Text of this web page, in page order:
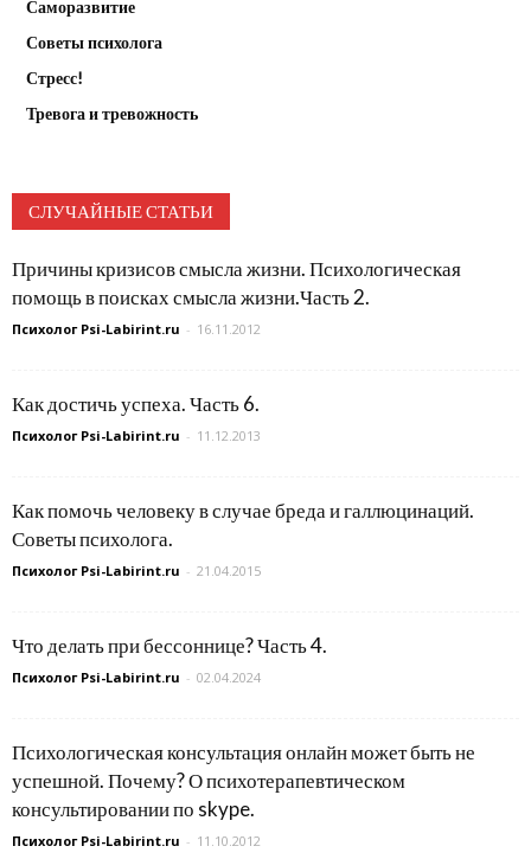
Саморазвитие
Советы психолога
Стресс!
Тревога и тревожность
СЛУЧАЙНЫЕ СТАТЬИ
Причины кризисов смысла жизни. Психологическая
помощь в поисках смысла жизни.Часть 2.
Психолог Psi-Labirint.ru - 16.11.2012
Как достичь успеха. Часть 6.
Психолог Psi-Labirint.ru - 11.12.2013
Как помочь человеку в случае бреда и галлюцинаций.
Советы психолога.
Психолог Psi-Labirint.ru - 21.04.2015
Что делать при бессоннице? Часть 4.
Психолог Psi-Labirint.ru - 02.04.2024
Психологическая консультация онлайн может быть не
успешной. Почему? О психотерапевтическом
консультировании по skype.
Психолог Psi-Labirint.ru - 11.10.2012